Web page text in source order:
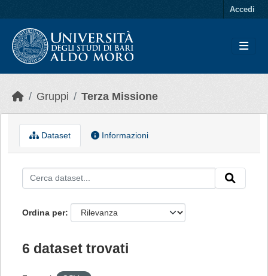
Accedi
Gruppi Terza Missione
Dataset Informazioni
Ordina per
6 dataset trovati